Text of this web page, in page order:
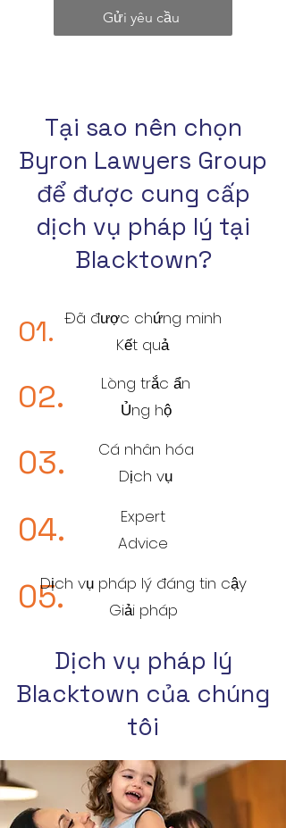
Gửi yêu cầu
Tại sao nên chọn
Byron Lawyers Group
để được cung cấp
dịch vụ pháp lý tại
Blacktown?
01. Đã được chứng minh
Kết quả
02.
Lòng trắc ẩn
Ủng hộ
03.
Cá nhân hóa
Dịch vụ
04.
Expert
Advice
05.Dịch vụ pháp lý đáng tin cậy
Giải pháp
Dịch vụ pháp lý
Blacktown của chúng
tôi